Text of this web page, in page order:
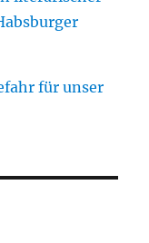
für unser